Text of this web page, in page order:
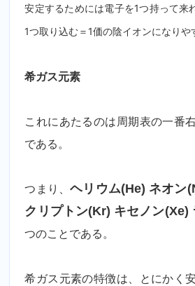
安定するためには電子を1つ持って来
1つ取り込む＝1価の陰イオンになりや
希ガス元素
これにあたるのは周期表の一番
である。
つまり、ヘリウム(He) ネオン
クリプトン(Kr) キセノン(Xe)
つのことである。
希ガス元素の特徴は、とにかく